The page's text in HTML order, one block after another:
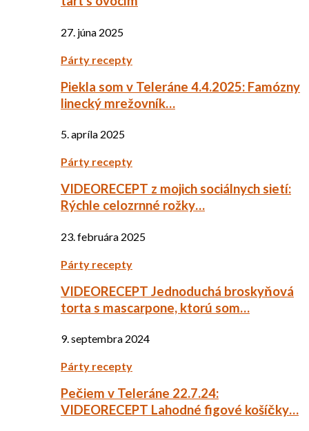
27. júna 2025
Párty recepty
Piekla som v Teleráne 4.4.2025: Famózny
linecký mrežovník…
5. apríla 2025
Párty recepty
VIDEORECEPT z mojich sociálnych sietí:
Rýchle celozrnné rožky…
23. februára 2025
Párty recepty
VIDEORECEPT Jednoduchá broskyňová
torta s mascarpone, ktorú som…
9. septembra 2024
Párty recepty
Pečiem v Teleráne 22.7.24:
VIDEORECEPT Lahodné figové košíčky…